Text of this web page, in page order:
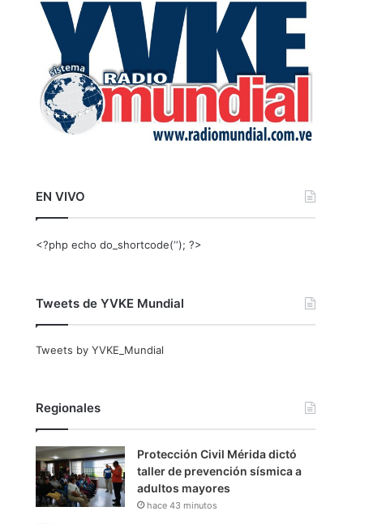
r
EN VIVO
<?php echo do_shortcode(‘‘); ?>
Tweets de YVKE Mundial
Tweets by YVKE_Mundial
Regionales
Protección Civil Mérida dictó
taller de prevención sísmica a
adultos mayores
hace 43 minutos